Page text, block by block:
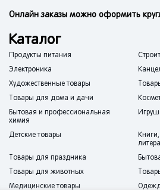
Онлайн заказы можно оформить
Каталог
Продукты питания
Электроника
Художественные товары
Товары для дома и дачи
Бытовая и профессиональная
химия
Детские товары
Товары для праздника
Товары для животных
Медицинские товары